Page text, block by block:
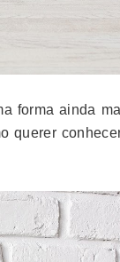
forma ainda
querer